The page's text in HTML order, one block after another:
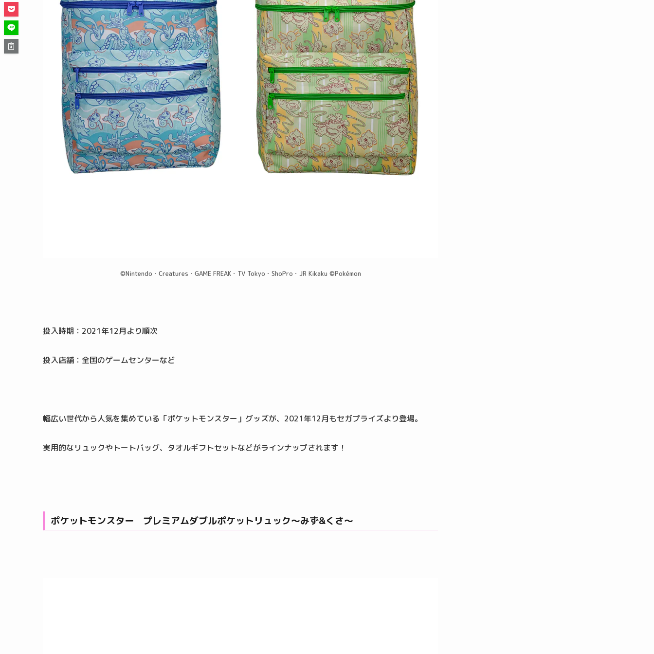
©Nintendo・Creatures・GAME FREAK・TV Tokyo・ShoPro・JR Kikaku ©Pokémon
投入時期：2021年12月より順次
投入店舗：全国のゲームセンターなど
幅広い世代から人気を集めている「ポケットモンスター」グッズが、2021年12月もセガプライズより登場。
実用的なリュックやトートバッグ、タオルギフトセットなどがラインナップされます！
ポケットモンスター プレミアムダブルポケットリュック～みず&くさ～